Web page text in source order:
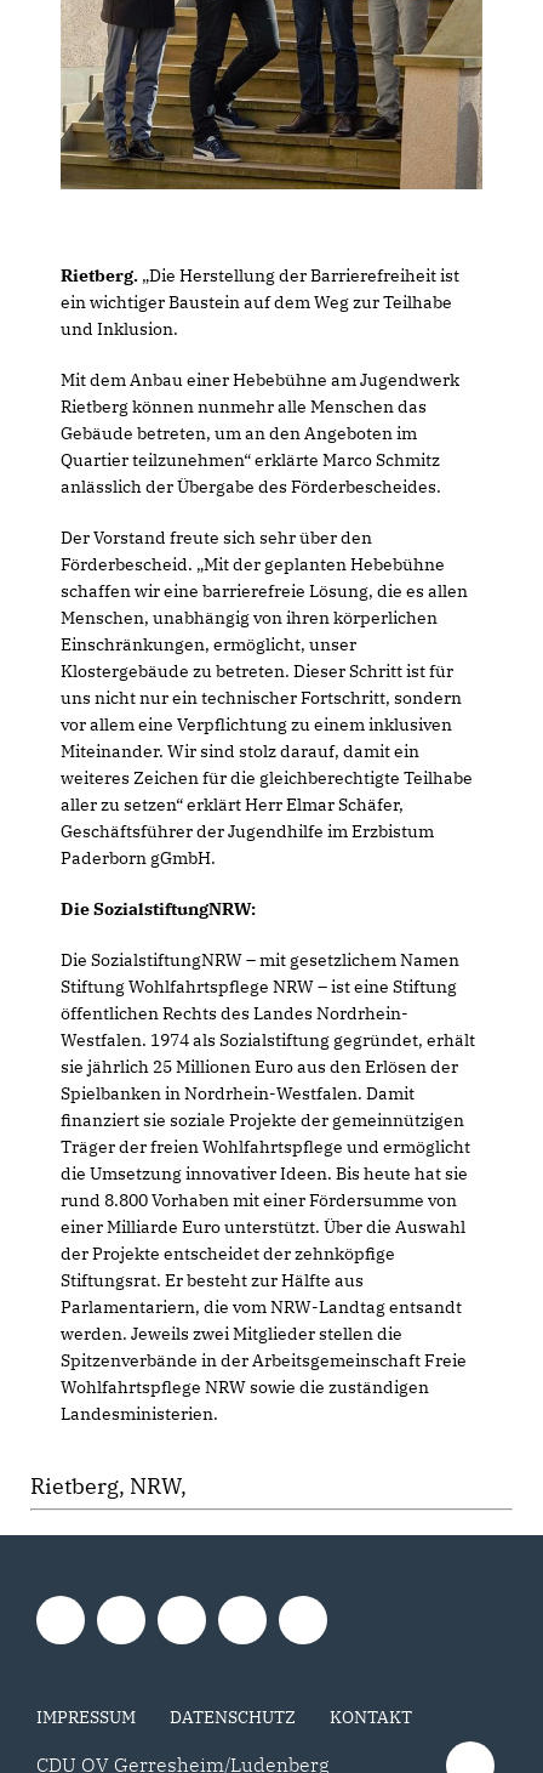
Rietberg. Die Herstellung der Barrierefreiheit ist
ein wichtiger Baustein auf dem Weg zur Teilhabe
und Inklusion.
Mit dem Anbau einer Hebebühne am Jugendwerk
Rietberg können nunmehr alle Menschen das
Gebäude betreten, um an den Angeboten im
Quartier teilzunehmen“ erklärte Marco Schmitz
anlässlich der Übergabe des Förderbescheides.
Der Vorstand freute sich sehr über den
Förderbescheid. „Mit der geplanten Hebebühne
schaffen wir eine barrierefreie Lösung, die es allen
Menschen, unabhängig von ihren körperlichen
Einschränkungen, ermöglicht, unser
Klostergebäude zu betreten. Dieser Schritt ist für
uns nicht nur ein technischer Fortschritt, sondern
vor allem eine Verpflichtung zu einem inklusiven
Miteinander. Wir sind stolz darauf, damit ein
weiteres Zeichen für die gleichberechtigte Teilhabe
aller zu setzen“ erklärt Herr Elmar Schäfer,
Geschäftsführer der Jugendhilfe im Erzbistum
Paderborn gGmbH.
Die SozialstiftungNRW:
Die SozialstiftungNRW – mit gesetzlichem Namen
Stiftung Wohlfahrtspflege NRW – ist eine Stiftung
öffentlichen Rechts des Landes Nordrhein-
Westfalen. 1974 als Sozialstiftung gegründet, erhält
sie jährlich 25 Millionen Euro aus den Erlösen der
Spielbanken in Nordrhein-Westfalen. Damit
finanziert sie soziale Projekte der gemeinnützigen
Träger der freien Wohlfahrtspflege und ermöglicht
die Umsetzung innovativer Ideen. Bis heute hat sie
rund 8.800 Vorhaben mit einer Fördersumme von
einer Milliarde Euro unterstützt. Über die Auswahl
der Projekte entscheidet der zehnköpfige
Stiftungsrat. Er besteht zur Hälfte aus
Parlamentariern, die vom NRW-Landtag entsandt
werden. Jeweils zwei Mitglieder stellen die
Spitzenverbände in der Arbeitsgemeinschaft Freie
Wohlfahrtspflege NRW sowie die zuständigen
Landesministerien.
Rietberg, NRW,
IMPRESSUM DATENSCHUTZ KONTAKT
CDU OV Gerresheim/Ludenberg